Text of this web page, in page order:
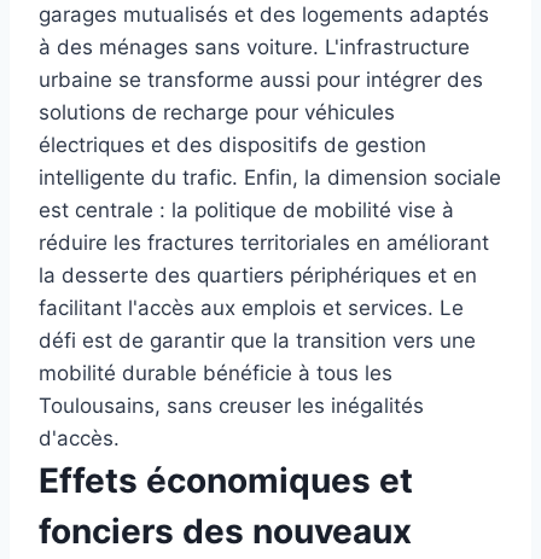
garages mutualisés et des logements adaptés
à des ménages sans voiture. L'infrastructure
urbaine se transforme aussi pour intégrer des
solutions de recharge pour véhicules
électriques et des dispositifs de gestion
intelligente du trafic. Enfin, la dimension sociale
est centrale : la politique de mobilité vise à
réduire les fractures territoriales en améliorant
la desserte des quartiers périphériques et en
facilitant l'accès aux emplois et services. Le
défi est de garantir que la transition vers une
mobilité durable bénéficie à tous les
Toulousains, sans creuser les inégalités
d'accès.
Effets économiques et
fonciers des nouveaux